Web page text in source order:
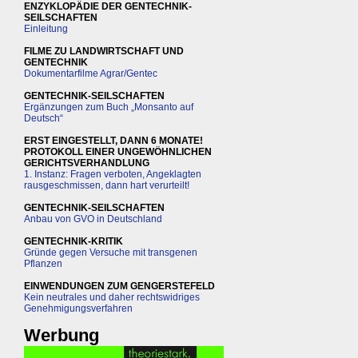
ENZYKLOPÄDIE DER GENTECHNIK-
SEILSCHAFTEN
Einleitung
FILME ZU LANDWIRTSCHAFT UND
GENTECHNIK
Dokumentarfilme Agrar/Gentec
GENTECHNIK-SEILSCHAFTEN
Ergänzungen zum Buch „Monsanto auf
Deutsch“
ERST EINGESTELLT, DANN 6 MONATE!
PROTOKOLL EINER UNGEWÖHNLICHEN
GERICHTSVERHANDLUNG
1. Instanz: Fragen verboten, Angeklagten
rausgeschmissen, dann hart verurteilt!
GENTECHNIK-SEILSCHAFTEN
Anbau von GVO in Deutschland
GENTECHNIK-KRITIK
Gründe gegen Versuche mit transgenen
Pflanzen
EINWENDUNGEN ZUM GENGERSTEFELD
Kein neutrales und daher rechtswidriges
Genehmigungsverfahren
Werbung